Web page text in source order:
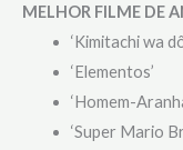
MELHOR FILME DE
‘Kimitachi wa
‘Elementos’
‘Homem-
‘Super Mario